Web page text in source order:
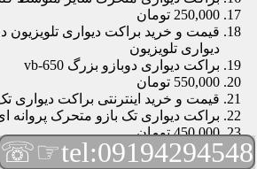
250,000 تومان
دیواری تلویزیون
براکت دیواری دوبازو بزرگ vb-650
550,000 تومان
قیمت و خرید اینترنتی براکت دیواری
براکت دیواری تک بازو متحرک پروانه
450,000 تومان
قیمت و براکت دیواری تلویزیون مچی |
tel:09194294548
☞☏